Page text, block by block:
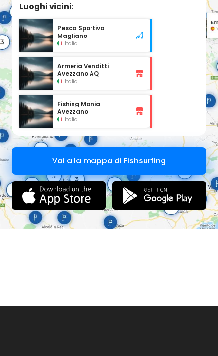
Luoghi vicini:
Pesca Sportiva
Magliano
Italia
Armeria Venditti
Avezzano AQ
Italia
Fishing Mania
Avezzano
Italia
Vai alla mappa di Fishsurfing